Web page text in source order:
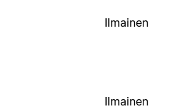
Ilmainen
Ilmainen